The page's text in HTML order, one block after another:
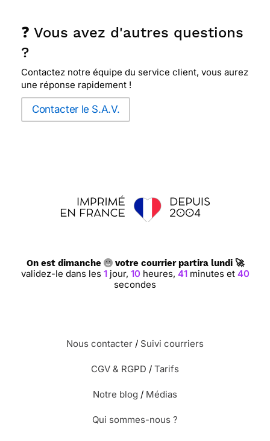
❓ Vous avez d'autres questions
?
Contactez notre équipe du service client, vous aurez
une réponse rapidement !
Contacter le S.A.V.
On est dimanche votre courrier partira lundi 🚀
validez-le dans les 1jour, 10heures, 41minutes et 40
secondes
Nous contacter / Suivi courriers
CGV & RGPD / Tarifs
Notre blog / Médias
Qui sommes-nous ?